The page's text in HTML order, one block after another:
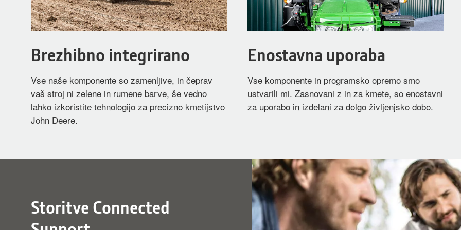
Brezhibno integrirano
Vse naše komponente so zamenljive, in čeprav
vaš stroj ni zelene in rumene barve, še vedno
lahko izkoristite tehnologijo za precizno kmetijstvo
John Deere.
Enostavna uporaba
Vse komponente in programsko opremo smo
ustvarili mi. Zasnovani z in za kmete, so enostavni
za uporabo in izdelani za dolgo življenjsko dobo.
Storitve Connected